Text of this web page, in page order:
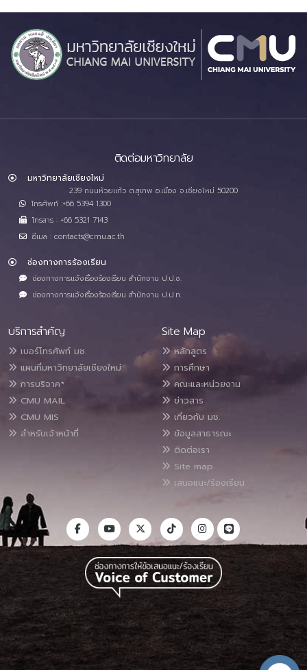
ติดต่อมหาวิทยาลัย
มหาวิทยาลัยเชียงใหม่
239 ถนนห้วยแก้ว ต.สุเทพ อ.เมือง จ.เชียงใหม่ 50200
โทรศัพท์ :+66 5394 1300
โทรสาร : +66 5321 7143
อีเมล : contacts@cmu.ac.th
ช่องทางการร้องเรียน
ช่องทางการแจ้งเรื่องร้องเรียน สำนักงาน ป.ป.ช.
ช่องทางการแจ้งเรื่องร้องเรียน สำนักงาน ป.ป.ท.
บริการสำคัญ
เบอร์โทรศัพท์ มช.
แผนที่มหาวิทยาลัยเชียงใหม่
การบริจาค*
CMU MAIL
CMU MIS
สำหรับเจ้าหน้าที่
Site Map
หลักสูตร
การศึกษา
คณะและหน่วยงาน
ข่าวสาร
เกี่ยวกับ มช.
ข้อมูลสาธารณะ
ติดต่อเรา
Site map
เสนอแนะ/ร้องเรียน